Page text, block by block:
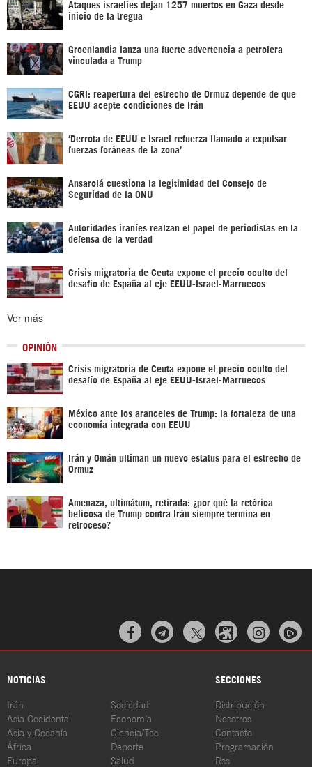
Ataques israelíes dejan 1257 muertos en Gaza desde
inicio de la tregua
Groenlandia lanza una fuerte advertencia a petrolera
vinculada a Trump
CGRI: reapertura del estrecho de Ormuz depende de que
EEUU acepte condiciones de Irán
‘Derrota de EEUU e Israel refuerza llamado a expulsar
fuerzas foráneas de la zona’
Ansarolá cuestiona la legitimidad del Consejo de
Seguridad de la ONU
Autoridades iraníes realzan el papel de periodistas en la
defensa de la verdad
Crisis migratoria de Ceuta expone el precio oculto del
desafío de España al eje EEUU-Israel-Marruecos
Ver más
OPINIÓN
Crisis migratoria de Ceuta expone el precio oculto del
desafío de España al eje EEUU-Israel-Marruecos
México ante los aranceles de Trump: la fortaleza de una
economía integrada con EEUU
Irán y Omán ultiman un nuevo estatus para el estrecho de
Ormuz
Amenaza, ultimátum, retirada: ¿por qué la retórica
belicosa de Trump contra Irán siempre termina en
retroceso?
  
NOTICIAS SECCIONES
Irán
Asia Occidental
Asia y Oceanía
África
Europa
Sociedad
Economía
Ciencia/Tec
Deporte
Salud
Distribución
Nosotros
Contacto
Programación
Rss